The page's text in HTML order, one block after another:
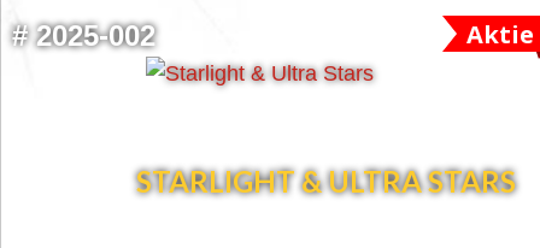
#2025-002 Aktie
STARLIGHT & ULTRA STARS